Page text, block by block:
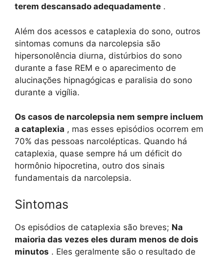
terem descansado adequadamente .
Além dos acessos e cataplexia do sono, outros
sintomas comuns da narcolepsia são
hipersonolência diurna, distúrbios do sono
durante a fase REM e o aparecimento de
alucinações hipnagógicas e paralisia do sono
durante a vigília.
Os casos de narcolepsia nem sempre incluem
a cataplexia , mas esses episódios ocorrem em
70% das pessoas narcolépticas. Quando há
cataplexia, quase sempre há um déficit do
hormônio hipocretina, outro dos sinais
fundamentais da narcolepsia.
Sintomas
Os episódios de cataplexia são breves; Na
maioria das vezes eles duram menos de dois
minutos . Eles geralmente são o resultado de